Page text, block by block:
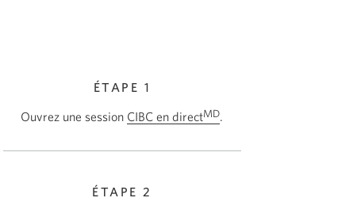
ÉTAPE 1
Ouvrez une session CIBC en directMD.
ÉTAPE 2